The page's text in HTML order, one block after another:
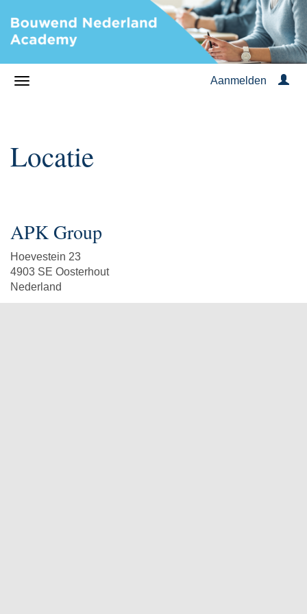
Aanmelden
Locatie
APK Group
Hoevestein 23
4903 SE Oosterhout
Nederland